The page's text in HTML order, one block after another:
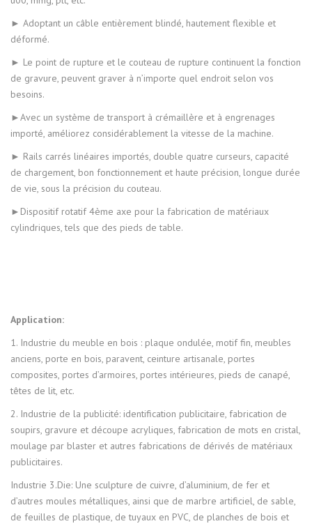
► Adoptant un câble entièrement blindé, hautement flexible et
déformé.
► Le point de rupture et le couteau de rupture continuent la fonction
de gravure, peuvent graver à n’importe quel endroit selon vos
besoins.
►Avec un système de transport à crémaillère et à engrenages
importé, améliorez considérablement la vitesse de la machine.
► Rails carrés linéaires importés, double quatre curseurs, capacité
de chargement, bon fonctionnement et haute précision, longue durée
de vie, sous la précision du couteau.
►Dispositif rotatif 4ème axe pour la fabrication de matériaux
cylindriques, tels que des pieds de table.
Application:
1. Industrie du meuble en bois : plaque ondulée, motif fin, meubles
anciens, porte en bois, paravent, ceinture artisanale, portes
composites, portes d’armoires, portes intérieures, pieds de canapé,
têtes de lit, etc.
2. Industrie de la publicité: identification publicitaire, fabrication de
soupirs, gravure et découpe acryliques, fabrication de mots en cristal,
moulage par blaster et autres fabrications de dérivés de matériaux
publicitaires.
Industrie 3.Die: Une sculpture de cuivre, d’aluminium, de fer et
d’autres moules métalliques, ainsi que de marbre artificiel, de sable,
de feuilles de plastique, de tuyaux en PVC, de planches de bois et